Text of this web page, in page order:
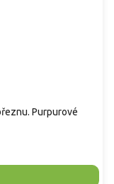
Purpurové